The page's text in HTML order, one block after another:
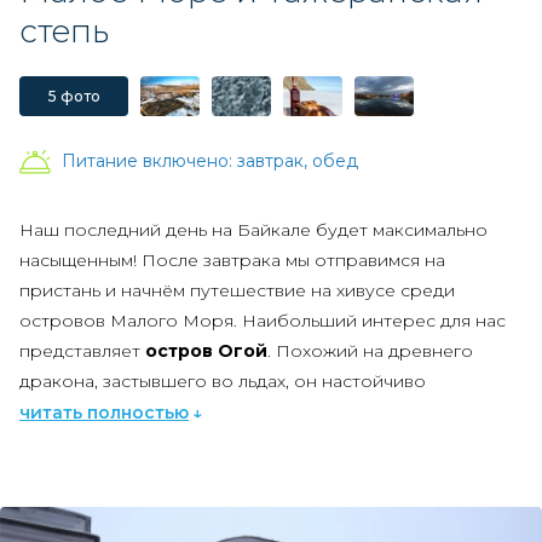
степь
5 фото
Питание включено: завтрак, обед
Наш последний день на Байкале будет максимально
насыщенным! После завтрака мы отправимся на
пристань и начнём путешествие на хивусе среди
островов Малого Моря. Наибольший интерес для нас
представляет остров Огой. Похожий на древнего
дракона, застывшего во льдах, он настойчиво
притягивает к себе взгляды фотографов и просто
обязательно поднимемся. Говорят, что желание,
загаданное с чистой душой и помыслами в этом
читать полностью